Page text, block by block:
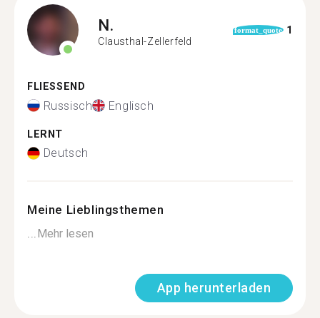
N.
Clausthal-Zellerfeld
format_quote 1
FLIESSEND
Russisch Englisch
LERNT
Deutsch
Meine Lieblingsthemen
...Mehr lesen
App herunterladen